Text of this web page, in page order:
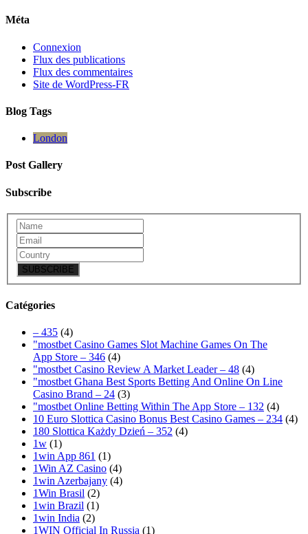
Méta
Connexion
Flux des publications
Flux des commentaires
Site de WordPress-FR
Blog Tags
London
Post Gallery
Subscribe
SUBSCRIBE
Catégories
– 435 (4)
"‎mostbet Casino Games Slot Machine Games On The
App Store – 346 (4)
"mostbet Casino Review A Market Leader – 48 (4)
"mostbet Ghana Best Sports Betting And Online On Line
Casino Brand – 24 (3)
"‎mostbet Online Betting Within The App Store – 132 (4)
10 Euro Slottica Casino Bonus Best Casino Games – 234 (4)
180 Slottica Każdy Dzień – 352 (4)
1w (1)
1win App 861 (1)
1Win AZ Casino (4)
1win Azerbajany (4)
1Win Brasil (2)
1win Brazil (1)
1win India (2)
1WIN Official In Russia (1)